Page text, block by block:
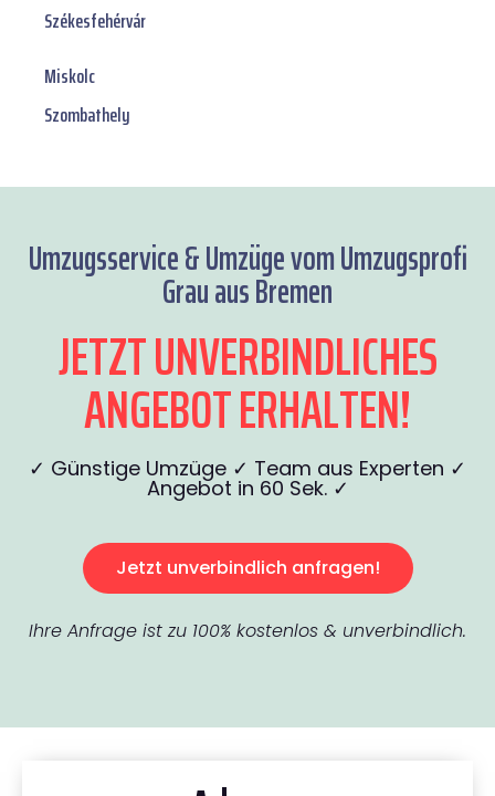
Székesfehérvár
Miskolc
Szombathely
Umzugsservice & Umzüge vom Umzugsprofi
Grau aus Bremen
JETZT UNVERBINDLICHES
ANGEBOT ERHALTEN!
✓ Günstige Umzüge ✓ Team aus Experten ✓
Angebot in 60 Sek. ✓
Jetzt unverbindlich anfragen!
Ihre Anfrage ist zu 100% kostenlos & unverbindlich.